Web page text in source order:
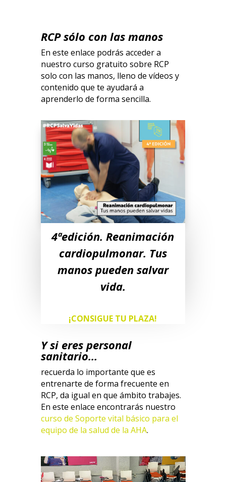
RCP sólo con las manos
En este enlace podrás acceder a
nuestro curso gratuito sobre RCP
solo con las manos, lleno de vídeos y
contenido que te ayudará a
aprenderlo de forma sencilla.
4ªedición. Reanimación
cardiopulmonar. Tus
manos pueden salvar
vida.
¡CONSIGUE TU PLAZA!
Y si eres personal
sanitario…
recuerda lo importante que es
entrenarte de forma frecuente en
RCP, da igual en que ámbito trabajes.
En este enlace encontrarás nuestro
curso de Soporte vital básico para el
equipo de la salud de la AHA.